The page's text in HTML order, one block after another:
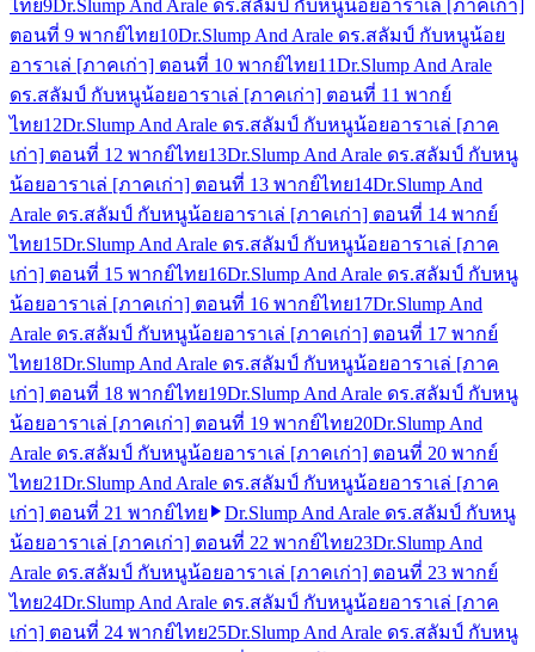
ไทย9Dr.Slump And Arale ดร.สลัมป์ กับหนูน้อยอาราเล่ [ภาคเก่า]
ตอนที่ 9 พากย์ไทย10Dr.Slump And Arale ดร.สลัมป์ กับหนูน้อย
อาราเล่ [ภาคเก่า] ตอนที่ 10 พากย์ไทย11Dr.Slump And Arale
ดร.สลัมป์ กับหนูน้อยอาราเล่ [ภาคเก่า] ตอนที่ 11 พากย์
ไทย12Dr.Slump And Arale ดร.สลัมป์ กับหนูน้อยอาราเล่ [ภาค
เก่า] ตอนที่ 12 พากย์ไทย13Dr.Slump And Arale ดร.สลัมป์ กับหนู
น้อยอาราเล่ [ภาคเก่า] ตอนที่ 13 พากย์ไทย14Dr.Slump And
Arale ดร.สลัมป์ กับหนูน้อยอาราเล่ [ภาคเก่า] ตอนที่ 14 พากย์
ไทย15Dr.Slump And Arale ดร.สลัมป์ กับหนูน้อยอาราเล่ [ภาค
เก่า] ตอนที่ 15 พากย์ไทย16Dr.Slump And Arale ดร.สลัมป์ กับหนู
น้อยอาราเล่ [ภาคเก่า] ตอนที่ 16 พากย์ไทย17Dr.Slump And
Arale ดร.สลัมป์ กับหนูน้อยอาราเล่ [ภาคเก่า] ตอนที่ 17 พากย์
ไทย18Dr.Slump And Arale ดร.สลัมป์ กับหนูน้อยอาราเล่ [ภาค
เก่า] ตอนที่ 18 พากย์ไทย19Dr.Slump And Arale ดร.สลัมป์ กับหนู
น้อยอาราเล่ [ภาคเก่า] ตอนที่ 19 พากย์ไทย20Dr.Slump And
Arale ดร.สลัมป์ กับหนูน้อยอาราเล่ [ภาคเก่า] ตอนที่ 20 พากย์
ไทย21Dr.Slump And Arale ดร.สลัมป์ กับหนูน้อยอาราเล่ [ภาค
เก่า] ตอนที่ 21 พากย์ไทย
Dr.Slump And Arale ดร.สลัมป์ กับหนู
น้อยอาราเล่ [ภาคเก่า] ตอนที่ 22 พากย์ไทย23Dr.Slump And
Arale ดร.สลัมป์ กับหนูน้อยอาราเล่ [ภาคเก่า] ตอนที่ 23 พากย์
ไทย24Dr.Slump And Arale ดร.สลัมป์ กับหนูน้อยอาราเล่ [ภาค
เก่า] ตอนที่ 24 พากย์ไทย25Dr.Slump And Arale ดร.สลัมป์ กับหนู